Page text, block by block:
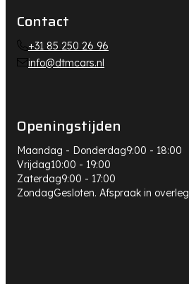
Contact
+31 85 250 26 96
info@dtmcars.nl
Openingstijden
Maandag - Donderdag9:00 - 18:00
Vrijdag10:00 - 19:00
Zaterdag9:00 - 17:00
ZondagGesloten. Afspraak in overleg